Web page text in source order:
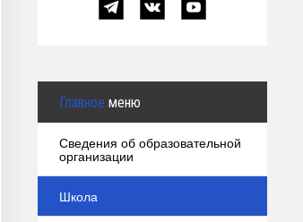
Главное меню
Сведения об образовательной
организации
Школа